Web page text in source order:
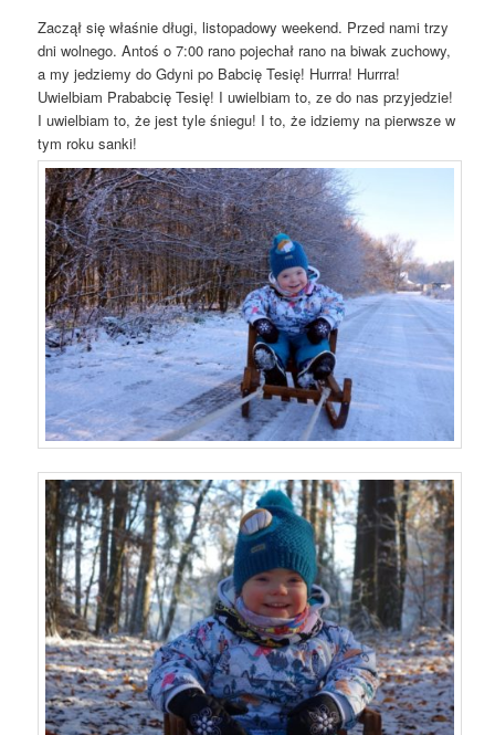
Zaczął się właśnie długi, listopadowy weekend. Przed nami trzy
dni wolnego. Antoś o 7:00 rano pojechał rano na biwak zuchowy,
a my jedziemy do Gdyni po Babcię Tesię! Hurrra! Hurrra!
Uwielbiam Prababcię Tesię! I uwielbiam to, ze do nas przyjedzie!
I uwielbiam to, że jest tyle śniegu! I to, że idziemy na pierwsze w
tym roku sanki!